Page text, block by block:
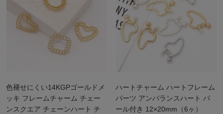
色褪せにくい14KGPゴールドメ
ッキ フレームチャーム チェー
ンスクエア チェーンハート チ
ハートチャーム ハートフレーム
パーツ アンバランスハート パ
ール付き 12×20mm（6ヶ）